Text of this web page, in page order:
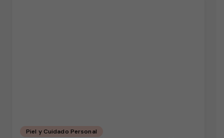
Piel y Cuidado Personal